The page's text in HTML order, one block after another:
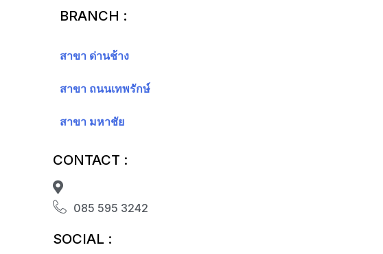
BRANCH :
สาขา ด่านช้าง
สาขา ถนนเทพรักษ์
สาขา มหาชัย
CONTACT :
085 595 3242
SOCIAL :